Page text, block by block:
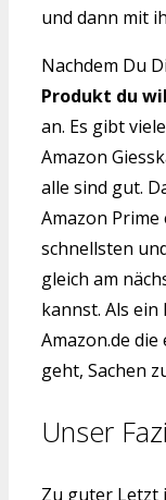
und dann mit
Nachdem Du
Produkt du
an. Es gibt
Amazon
alle sind gut.
Amazon
schnellsten
gleich am
kannst. Als
Amazon.de
geht, Sachen
Unser
Zu guter Letzt